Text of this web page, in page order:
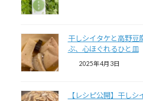
干しシイタケと高野豆
ぶ、心ほぐれるひと皿
2025年4月3日
【レシピ公開】干し